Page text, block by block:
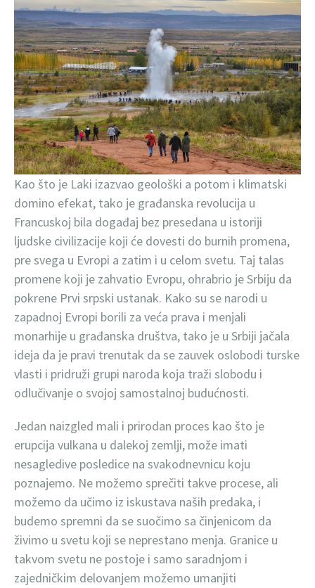
Kao što je Laki izazvao geološki a potom i klimatski
domino efekat, tako je građanska revolucija u
Francuskoj bila događaj bez presedana u istoriji
ljudske civilizacije koji će dovesti do burnih promena,
pre svega u Evropi a zatim i u celom svetu. Taj talas
promene koji je zahvatio Evropu, ohrabrio je Srbiju da
pokrene Prvi srpski ustanak. Kako su se narodi u
zapadnoj Evropi borili za veća prava i menjali
monarhije u građanska društva, tako je u Srbiji jačala
ideja da je pravi trenutak da se zauvek oslobodi turske
vlasti i pridruži grupi naroda koja traži slobodu i
odlučivanje o svojoj samostalnoj budućnosti.
Jedan naizgled mali i prirodan proces kao što je
erupcija vulkana u dalekoj zemlji, može imati
nesagledive posledice na svakodnevnicu koju
poznajemo. Ne možemo sprečiti takve procese, ali
možemo da učimo iz iskustava naših predaka, i
budemo spremni da se suočimo sa činjenicom da
živimo u svetu koji se neprestano menja. Granice u
takvom svetu ne postoje i samo saradnjom i
zajedničkim delovanjem možemo umanjiti